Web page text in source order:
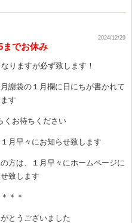
2024/12/29
までお休み
りますが必ず致します！
謝袋の１月欄に日にちが書かれて
す
くお待ちください
月早々にお知らせ致します
方は、１月早々にホームページに
致します
＊＊
とうございました